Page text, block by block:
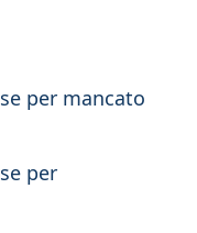
per mancato
per